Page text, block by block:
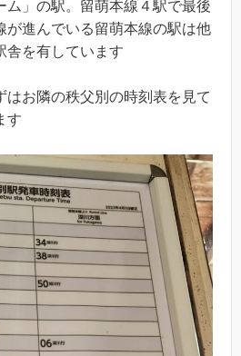
ム」の駅。留萌本線４駅で最後
が進んでいる留萌本線の駅は他
舎を有しています
はお隣の秩父別の時刻表を見て
す